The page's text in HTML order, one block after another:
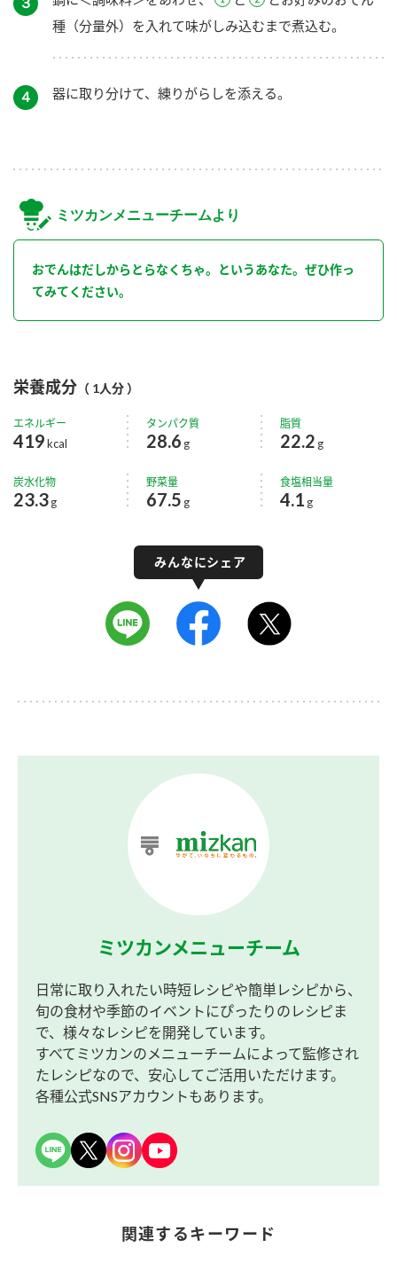
種（分量外）を入れて味がしみ込むまで煮込む。
４ 器に取り分けて、練りがらしを添える。
ミツカンメニューチームより
おでんはだしからとらなくちゃ。というあなた。ぜひ作っ
てみてください。
栄養成分 （ 1人分 ）
エネルギー
419kcal
タンパク質
28.6 g
脂質
22.2 g
炭水化物
23.3g
野菜量
67.5 g
食塩相当量
4.1 g
ミツカンメニューチーム
日常に取り入れたい時短レシピや簡単レシピから、
旬の食材や季節のイベントにぴったりのレシピま
で、様々なレシピを開発しています。
すべてミツカンのメニューチームによって監修され
たレシピなので、安心してご活用いただけます。
各種公式SNSアカウントもあります。
関連するキーワード